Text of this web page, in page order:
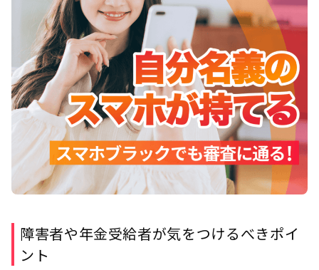
障害者や年金受給者が気をつけるべきポイ
ント